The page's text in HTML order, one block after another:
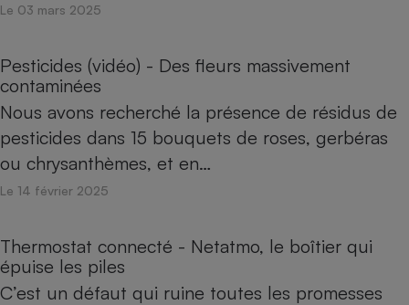
Le 03 mars 2025
Pesticides (vidéo) - Des fleurs massivement
contaminées
Nous avons recherché la présence de résidus de
pesticides dans 15 bouquets de roses, gerbéras
ou chrysanthèmes, et en…
Le 14 février 2025
Thermostat connecté - Netatmo, le boîtier qui
épuise les piles
C’est un défaut qui ruine toutes les promesses